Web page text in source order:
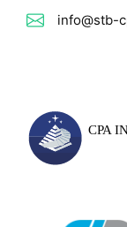
info@stb-